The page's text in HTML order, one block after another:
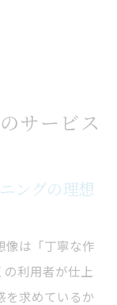
サービス
ングの理想
像は「丁寧な作
利用者が仕上
を求めているか